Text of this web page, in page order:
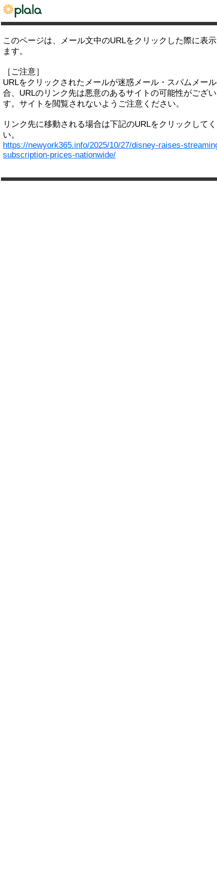
このページは、メール文中のURLをクリックした際に表
ます。
［ご注意］
URLをクリックされたメールが迷惑メール・スパムメー
合、URLのリンク先は悪意のあるサイトの可能性がござ
す。サイトを閲覧されないようご注意ください。
リンク先に移動される場合は下記のURLをクリックして
い。
https://newyork365.info/2025/10/27/disney-raises-
subscription-prices-nationwide/